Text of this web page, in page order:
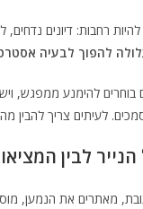
רחבות: דיונים נדחים,
להפוך לבעיה
בוחרים להימנע ממפגש,
לעיתים צריך להבין
לבין
מאתרים את הנמען,